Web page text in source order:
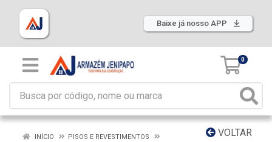
Baixe já nosso APP
0
VOLTAR
INÍCIO
PISOS E REVESTIMENTOS